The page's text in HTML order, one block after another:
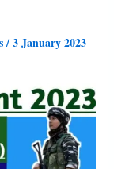
/3 January 2023